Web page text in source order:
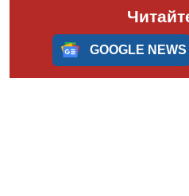
GOOGLE NEWS